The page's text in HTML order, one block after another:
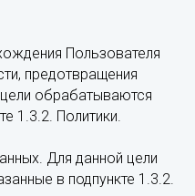
Пользователя
предотвращения
обрабатываются
1.3.2. Политики.
Для данной цели
в подпункте 1.3.2.